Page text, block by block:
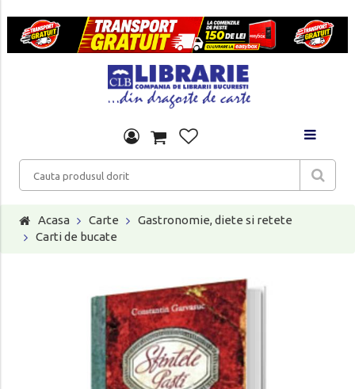
Acasa Carte
Gastronomie, diete si retete
Carti de bucate